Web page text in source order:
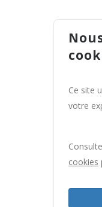
Ce site
votre
cookies